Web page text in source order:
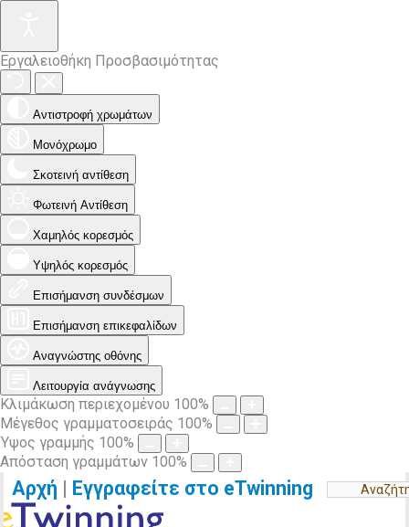
Εργαλειοθήκη Προσβασιμότητας
Αντιστροφή χρωμάτων
Μονόχρωμο
Σκοτεινή αντίθεση
Φωτεινή Αντίθεση
Χαμηλός κορεσμός
Υψηλός κορεσμός
Επισήμανση συνδέσμων
Επισήμανση επικεφαλίδων
Αναγνώστης οθόνης
Λειτουργία ανάγνωσης
Κλιμάκωση περιεχομένου 100%
Μέγεθος γραμματοσειράς 100%
Ύψος γραμμής 100%
Απόσταση γραμμάτων 100%
Αρχή | Εγγραφείτε στο eTwinning